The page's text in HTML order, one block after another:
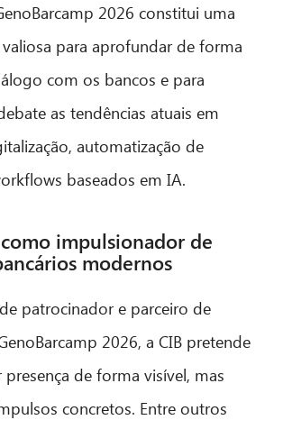
2026 constitui uma
para aprofundar de forma
com os bancos e para
as tendências atuais em
automatização de
baseados em IA.
impulsionador de
modernos
patrocinador e parceiro de
2026, a CIB pretende
de forma visível, mas
concretos. Entre outros